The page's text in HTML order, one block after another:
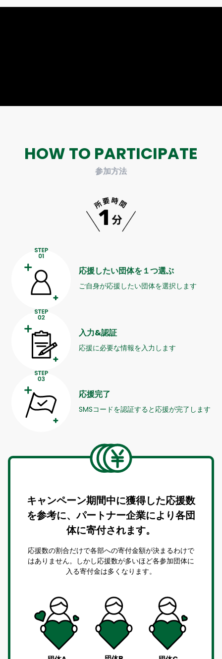
HOW TO PARTICIPATE
参加方法
応援したい団体を１つ選ぶ
ご自身が応援したい団体を選択します
入力&認証
応援に必要な情報を入力します
応援完了
SMSコードを認証すると応援が完了します
キャンペーン期間中に獲得した応援数
を参考に、パートナー企業により各団
体に寄付されます。
応援数の割合だけで各部への寄付金額が決まるわけで
はありません。 しかし応援数が多いほど各参加団体に
入る寄付金は多くなります。